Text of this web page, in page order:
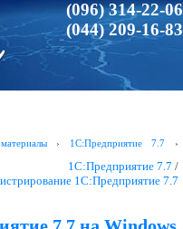
(096) 314-22-06
(044) 209-16-83
› 1С:Предприятие 7.7 ›
1С:Предприятие 7.7 /
1С:Предприятие 7.7